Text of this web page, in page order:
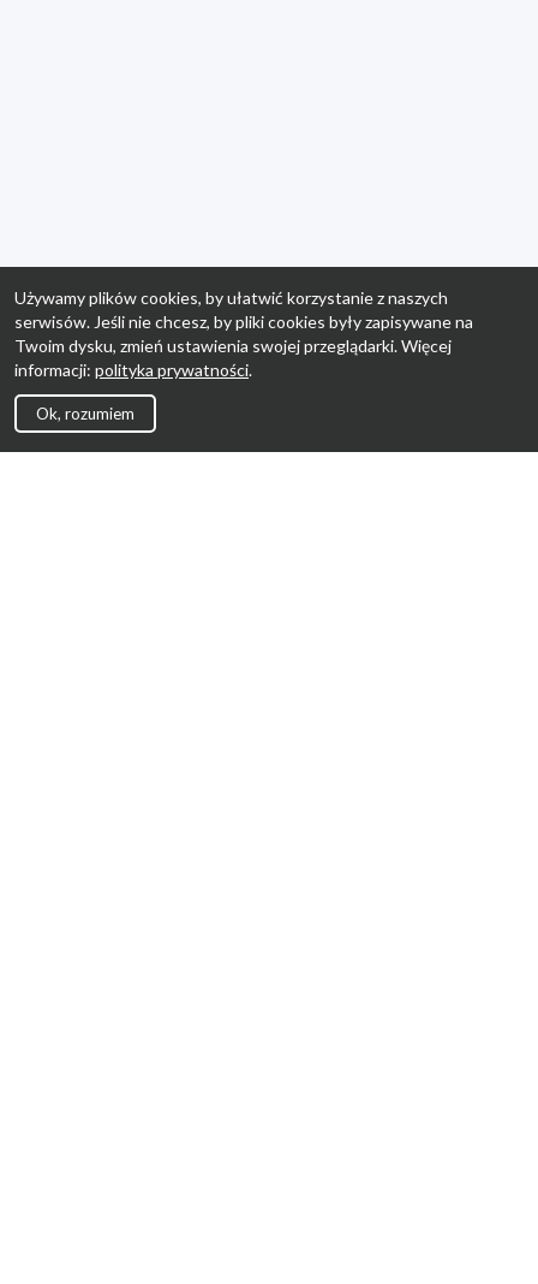
Używamy plików cookies, by ułatwić korzystanie z naszych
serwisów. Jeśli nie chcesz, by pliki cookies były zapisywane na
Twoim dysku, zmień ustawienia swojej przeglądarki. Więcej
informacji: polityka prywatności.
Ok, rozumiem